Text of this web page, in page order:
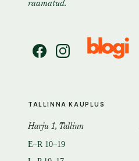
raamatud.
TALLINNA KAUPLUS
Harju 1, Tallinn
E–R 10–19